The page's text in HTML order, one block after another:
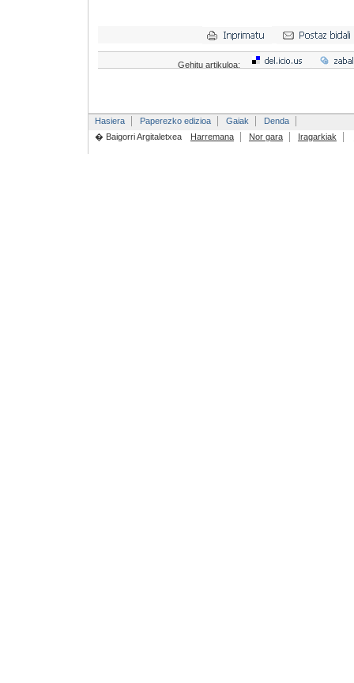
Gehitu artikuloa:
Hasiera Paperezko edizioa Gaiak
Denda
� Baigorri Argitaletxea
Harremana Nor gara Iragarkiak